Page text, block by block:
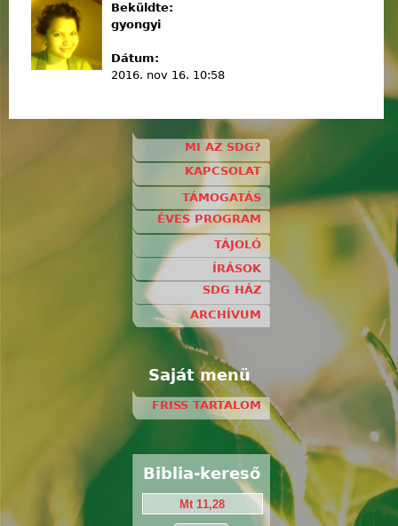
Beküldte:
gyongyi
Dátum:
2016. nov 16. 10:58
MI AZ SDG?
KAPCSOLAT
TÁMOGATÁS
ÉVES PROGRAM
TÁJOLÓ
ÍRÁSOK
SDG HÁZ
ARCHÍVUM
Saját menü
FRISS TARTALOM
Biblia-kereső